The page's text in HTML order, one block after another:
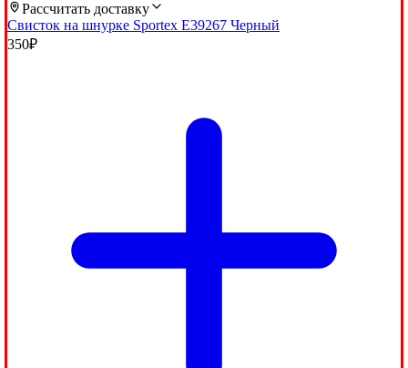
Рассчитать доставку
Свисток на шнурке Sportex E39267 Черный
350₽